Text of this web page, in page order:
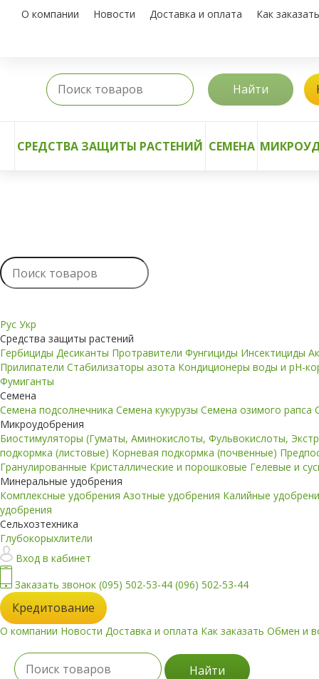
О компании Новости Доставка и оплата Как заказать
Найти
СРЕДСТВА ЗАЩИТЫ РАСТЕНИЙ СЕМЕНА
Рус Укр
Средства защиты растений
Гербициды Десиканты Протравители Фунгициды Инсектициды
Прилипатели Стабилизаторы азота Кондиционеры воды и pH-
Фумиганты
Семена
Семена подсолнечника Семена кукурузы Семена озимого рапса
Микроудобрения
Биостимуляторы (Гуматы, Аминокислоты, Фульвокислоты,
подкормка (листовые) Корневая подкормка (почвенные)
Гранулированные Кристаллические и порошковые Гелевые и
Минеральные удобрения
Комплексные удобрения Азотные удобрения Калийные
удобрения
Сельхозтехника
Глубокорыхлители
Вход в кабинет
Заказать звонок (095) 502-53-44 (096) 502-53-44
Кредитование
О компании Новости Доставка и оплата Как заказать Обмен и
Найти